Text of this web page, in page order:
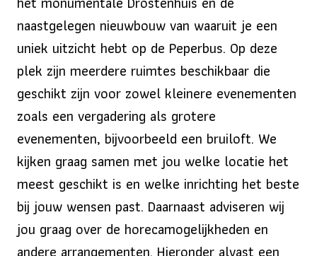
naastgelegen nieuwbouw van waaruit je een
uniek uitzicht hebt op de Peperbus. Op deze
plek zijn meerdere ruimtes beschikbaar die
geschikt zijn voor zowel kleinere evenementen
zoals een vergadering als grotere
evenementen, bijvoorbeeld een bruiloft. We
kijken graag samen met jou welke locatie het
meest geschikt is en welke inrichting het beste
bij jouw wensen past. Daarnaast adviseren wij
jou graag over de horecamogelijkheden en